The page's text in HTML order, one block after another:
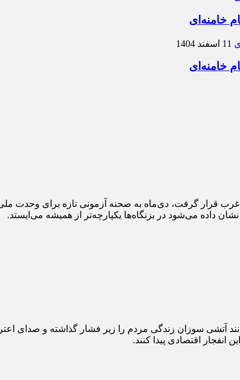
خامنه‌ای
11 اسفند 1404
خامنه‌ای
قرار گرفت، دی‌ماه به صحنه آزمونی تازه برای وحدت
داده می‌شود در بزنگاه‌ها یکپارچه‌تر از همیشه می‌ایستد.
آتشی سوزان زندگی مردم را زیر فشار گذاشته و صدای
اقتصادی پیدا کنند.